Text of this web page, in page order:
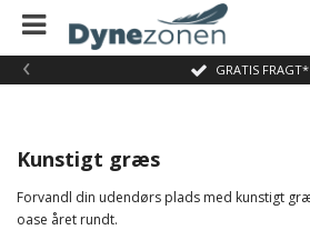
GRATIS FRAGT*
‹
Kunstigt græs
Forvandl din udendørs plads med kunstigt
oase året rundt.